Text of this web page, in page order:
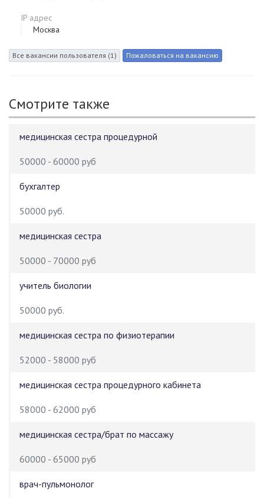
IP адрес
Москва
Смотрите также
медицинская сестра процедурной
50000 - 60000 руб
бухгалтер
50000 руб.
медицинская сестра
50000 - 70000 руб
учитель биологии
50000 руб.
медицинская сестра по физиотерапии
52000 - 58000 руб
медицинская сестра процедурного кабинета
58000 - 62000 руб
медицинская сестра/брат по массажу
60000 - 65000 руб
врач-пульмонолог